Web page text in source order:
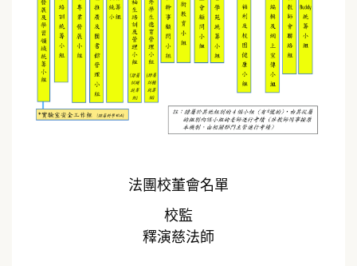
法團校董會名單
校監
釋演慈法師